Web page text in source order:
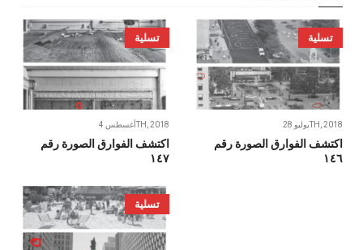
تسلية
أغسطس 4TH, 2018
اكتشف الفوارق الصورة رقم
١٤٧
تسلية
يوليو 28TH, 2018
اكتشف الفوارق الصورة رقم
١٤٦
تسلية